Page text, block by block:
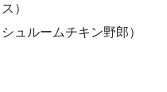
）
ュルームチキン野郎）